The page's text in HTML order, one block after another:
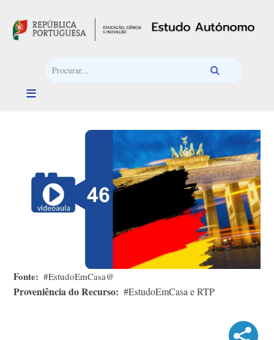
Fonte #EstudoEmCasa@
Proveniência do Recurso #EstudoEmCasa e RTP